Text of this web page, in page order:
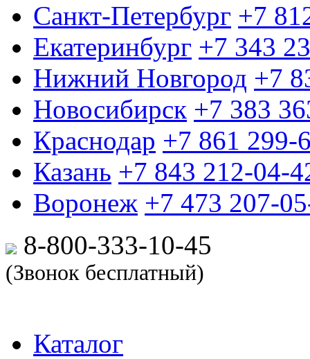
Санкт-Петербург +7
Екатеринбург +7 343
Нижний Новгород +7
Новосибирск +7 383
Краснодар +7 861 299-
Казань +7 843 212-04-
Воронеж +7 473 207-
8-800-333-10-45
(Звонок бесплатный)
Каталог